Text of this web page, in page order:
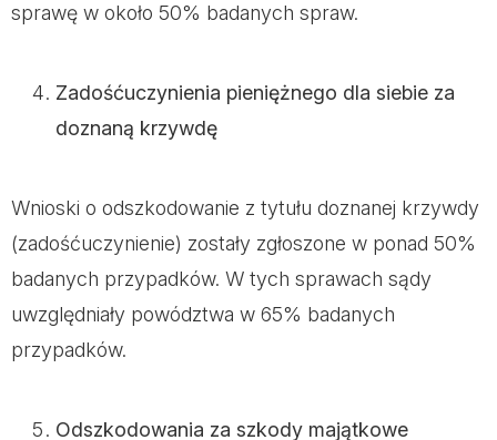
sprawę w około 50% badanych spraw.
Zadośćuczynienia pieniężnego dla siebie za
doznaną krzywdę
Wnioski o odszkodowanie z tytułu doznanej krzywdy
(zadośćuczynienie) zostały zgłoszone w ponad 50%
badanych przypadków. W tych sprawach sądy
uwzględniały powództwa w 65% badanych
przypadków.
Odszkodowania za szkody majątkowe